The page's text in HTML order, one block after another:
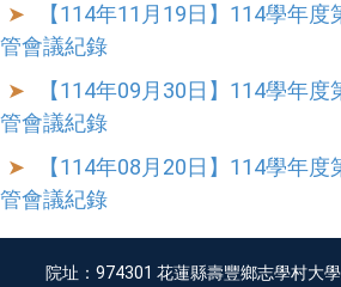
【114年11月19日】114學年
管會議紀錄
【114年09月30日】114學年
管會議紀錄
【114年08月20日】114學年
管會議紀錄
院址：974301 花蓮縣壽豐鄉志學村大